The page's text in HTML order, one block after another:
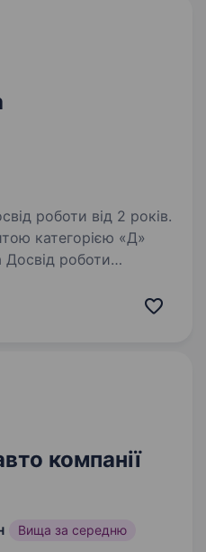
роботи від 2 років.
Борщагівці
компанії
Вища за середню